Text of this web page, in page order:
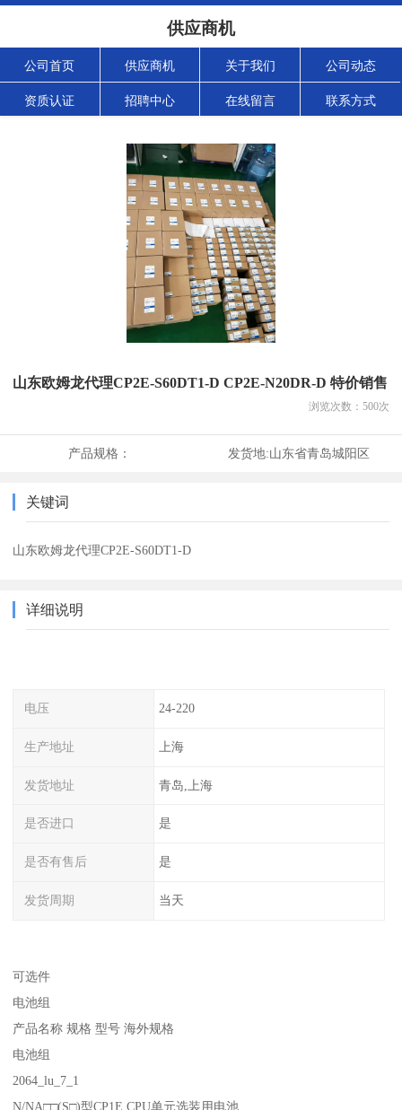
供应商机
公司首页 供应商机 关于我们 公司动态
资质认证 招聘中心 在线留言 联系方式
山东欧姆龙代理CP2E-S60DT1-D CP2E-N20DR-D 特价销售
浏览次数： 500次
产品规格： 发货地:山东省青岛城阳区
关键词
山东欧姆龙代理CP2E-S60DT1-D
详细说明
电压 24-220
生产地址 上海
发货地址 青岛,上海
是否进口 是
是否有售后 是
发货周期 当天
可选件
电池组
产品名称 规格 型号 海外规格
电池组
2064_lu_7_1
N/NA□□(S□)型CP1E CPU单元选装用电池